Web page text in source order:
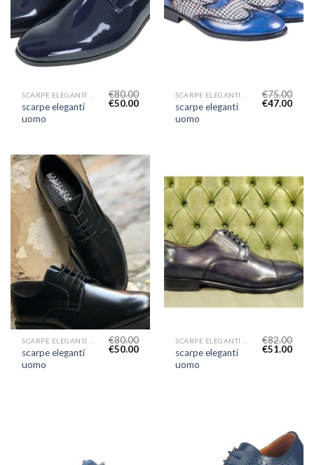
scarpe eleganti
uomo
€80.00
€50.00
scarpe eleganti
uomo
€75.00
€47.00
scarpe eleganti
uomo
€80.00
€50.00
scarpe eleganti
uomo
€82.00
€51.00